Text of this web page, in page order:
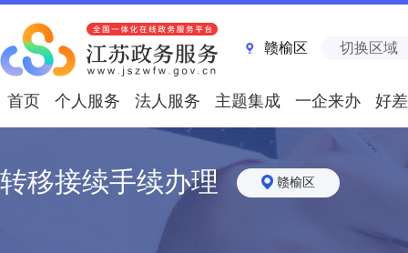
赣榆区 切换区域
首页 个人服务 法人服务 主题集成 一企来办 好
转移接续手续办理 赣榆区